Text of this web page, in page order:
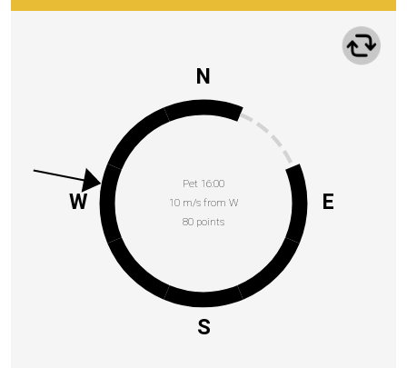
Pet 16:00
10 m/s from W
80 points
N
E
S
W